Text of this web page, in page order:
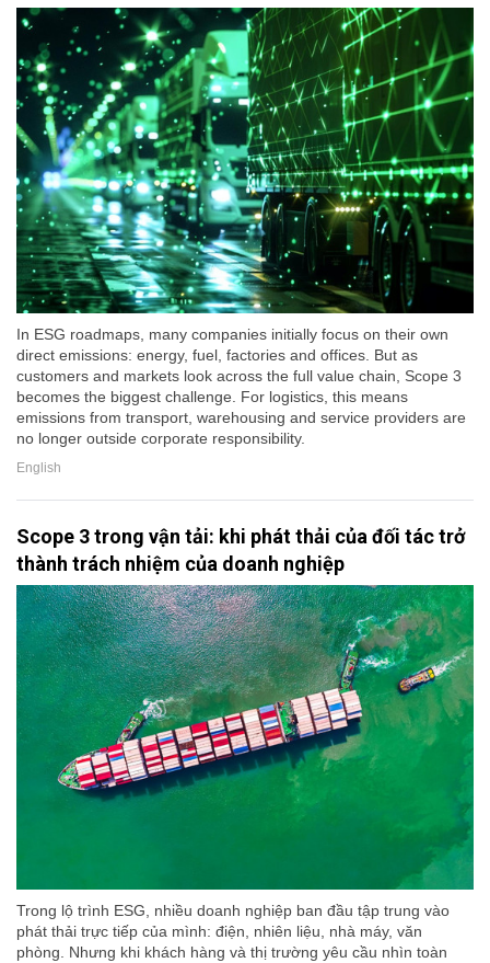
In ESG roadmaps, many companies initially focus on their own
direct emissions: energy, fuel, factories and offices. But as
customers and markets look across the full value chain, Scope 3
becomes the biggest challenge. For logistics, this means
emissions from transport, warehousing and service providers are
no longer outside corporate responsibility.
English
Scope 3 trong vận tải: khi phát thải của đối tác trở
thành trách nhiệm của doanh nghiệp
Trong lộ trình ESG, nhiều doanh nghiệp ban đầu tập trung vào
phát thải trực tiếp của mình: điện, nhiên liệu, nhà máy, văn
phòng. Nhưng khi khách hàng và thị trường yêu cầu nhìn toàn